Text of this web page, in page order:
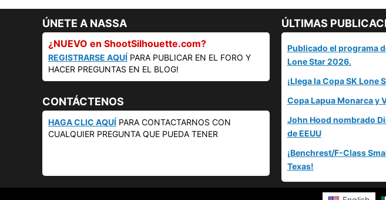
ÚNETE A NASSA
¿NUEVO en ShootSilhouette.com?
REGISTRARSE AQUÍ PARA PUBLICAR EN EL FORO Y
HACER PREGUNTAS EN EL BLOG!
CONTÁCTENOS
HAGA CLIC AQUÍ PARA CONTACTARNOS CON
CUALQUIER PREGUNTA QUE PUEDA TENER
ÚLTIMAS
Publicado el programa
Lone Star 2026.
¡Llega la Copa SK Lone
Copa Lapua Monarca y
John Hood nombrado
de EEUU
¡Benchrest/F-Class
Texas!